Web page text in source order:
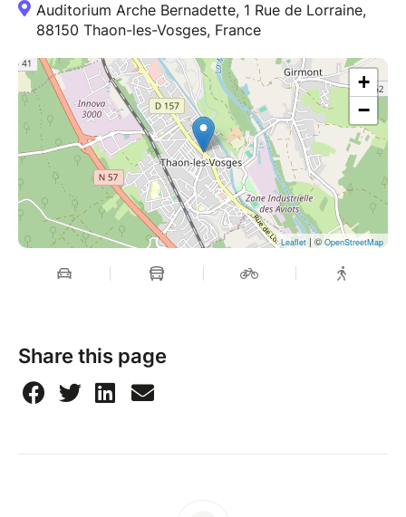
Auditorium Arche Bernadette, 1 Rue de Lorraine,
88150 Thaon-les-Vosges, France
+
−
Leaflet | © OpenStreetMap
Share this page